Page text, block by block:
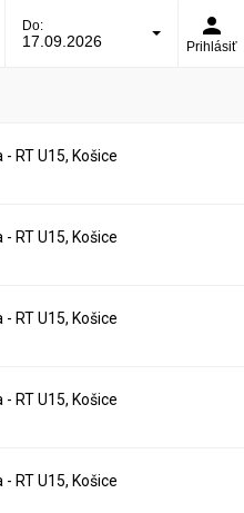
Do:
17.09.2026 Prihlásiť
RT U15, Košice
RT U15, Košice
RT U15, Košice
RT U15, Košice
RT U15, Košice